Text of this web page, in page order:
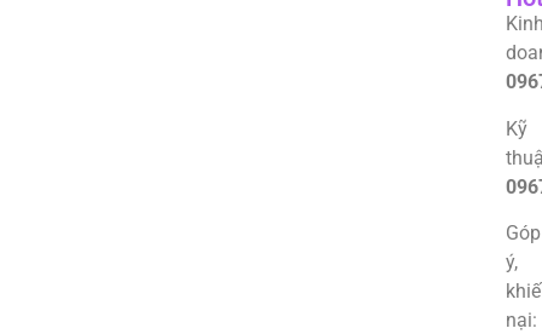
Kỹ
Góp
ý,
nại: